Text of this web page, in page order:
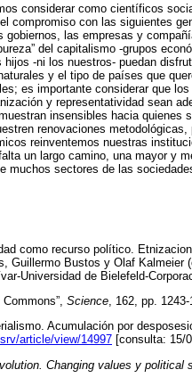
considerar como científicos
compromiso con las siguientes
gobiernos, las empresas y
del capitalismo -grupos
-ni los nuestros- puedan
y el tipo de países que
es importante considerar que
y representatividad sean
insensibles hacia quienes
renovaciones
reinventemos nuestras
un largo camino, una mayor y
muchos sectores de las
como recurso político.
Guillermo Bustos y Olaf Kalmeier
Universidad de Bielefeld-
Science, 162, pp.
Acumulación por
article/view/14997 [consulta: 15/
Changing values y political